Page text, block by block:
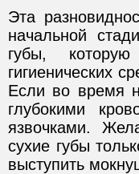
Эта
начальной
губы,
гигиенических
Если во время
глубокими
язвочками.
сухие губы
выступить